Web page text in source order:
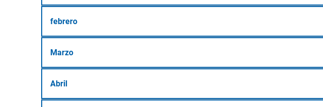
febrero
Marzo
Abril